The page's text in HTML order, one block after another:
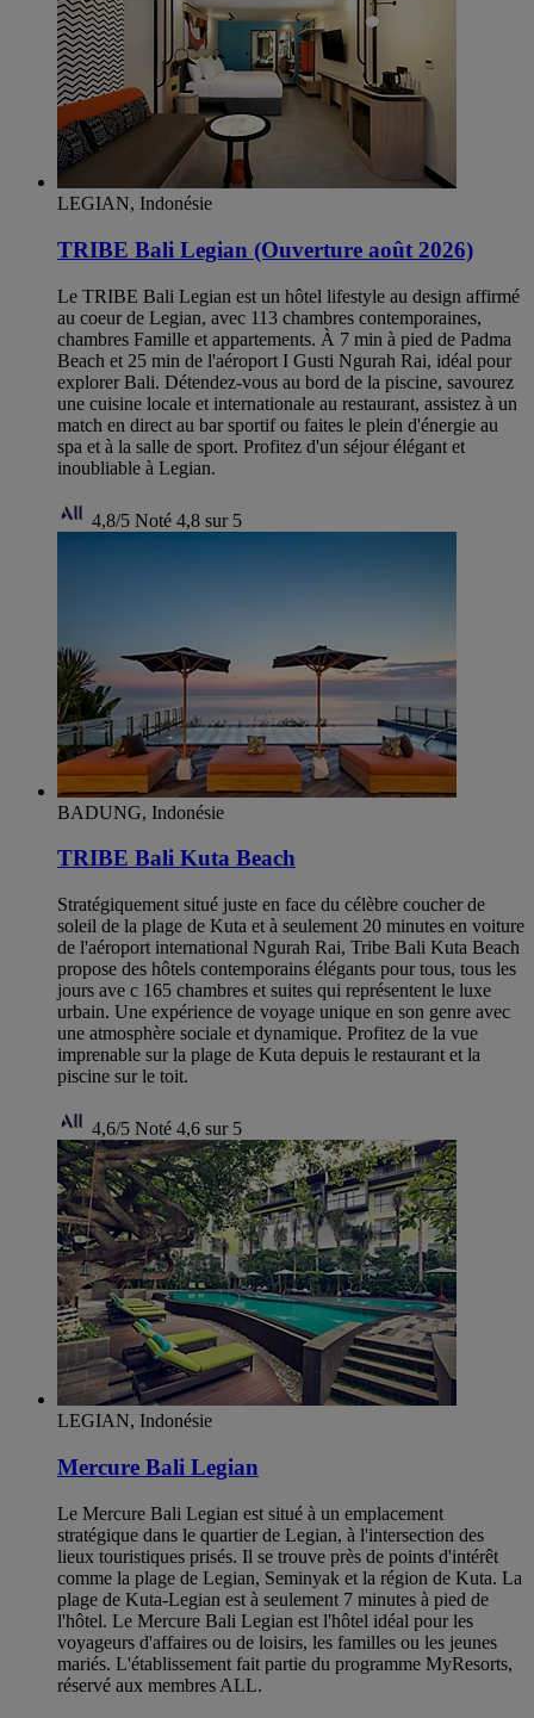
LEGIAN, Indonésie
TRIBE Bali Legian (Ouverture août 2026)
Le TRIBE Bali Legian est un hôtel lifestyle au design affirmé
au coeur de Legian, avec 113 chambres contemporaines,
chambres Famille et appartements. À 7 min à pied de Padma
Beach et 25 min de l'aéroport I Gusti Ngurah Rai, idéal pour
explorer Bali. Détendez-vous au bord de la piscine, savourez
une cuisine locale et internationale au restaurant, assistez à un
match en direct au bar sportif ou faites le plein d'énergie au
spa et à la salle de sport. Profitez d'un séjour élégant et
inoubliable à Legian.
4,8/5 Noté 4,8 sur 5
BADUNG, Indonésie
TRIBE Bali Kuta Beach
Stratégiquement situé juste en face du célèbre coucher de
soleil de la plage de Kuta et à seulement 20 minutes en voiture
de l'aéroport international Ngurah Rai, Tribe Bali Kuta Beach
propose des hôtels contemporains élégants pour tous, tous les
jours ave c 165 chambres et suites qui représentent le luxe
urbain. Une expérience de voyage unique en son genre avec
une atmosphère sociale et dynamique. Profitez de la vue
imprenable sur la plage de Kuta depuis le restaurant et la
piscine sur le toit.
4,6/5 Noté 4,6 sur 5
LEGIAN, Indonésie
Mercure Bali Legian
Le Mercure Bali Legian est situé à un emplacement
stratégique dans le quartier de Legian, à l'intersection des
lieux touristiques prisés. Il se trouve près de points d'intérêt
comme la plage de Legian, Seminyak et la région de Kuta. La
plage de Kuta-Legian est à seulement 7 minutes à pied de
l'hôtel. Le Mercure Bali Legian est l'hôtel idéal pour les
voyageurs d'affaires ou de loisirs, les familles ou les jeunes
mariés. L'établissement fait partie du programme MyResorts,
réservé aux membres ALL.